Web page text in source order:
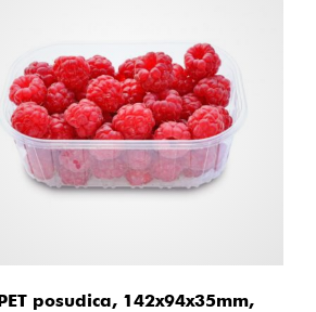
posudica, 142x94x35mm,